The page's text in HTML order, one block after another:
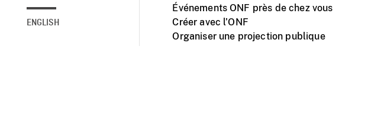
ENGLISH
Événements ONF près de chez vous
Créer avec l’ONF
Organiser une projection publique